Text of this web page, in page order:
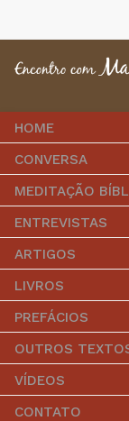
HOME
CONVERSA
MEDITAÇÃO
ENTREVISTAS
ARTIGOS
LIVROS
PREFÁCIOS
OUTROS
VÍDEOS
CONTATO